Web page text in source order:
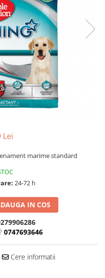
Lei
marime standard
24-72 h
IN COS
0747693646
Cere informatii